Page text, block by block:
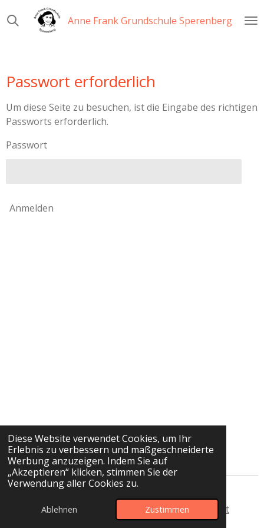
Diese Website verwendet Cookies, um Ihr
Erlebnis zu verbessern und maßgeschneiderte
Werbung anzuzeigen. Indem Sie auf
„Akzeptieren“ klicken, stimmen Sie der
Verwendung aller Cookies zu.
Ablehnen Zustimmen
Hauptinhalt
Anne Frank Grundschule Sperenberg
Passwort erforderlich
Um diese Seite zu besuchen, ist die Eingabe des richtigen
Passworts erforderlich.
Passwort
Anmelden
Startseite-Impressum Datenschutz- Kontakt